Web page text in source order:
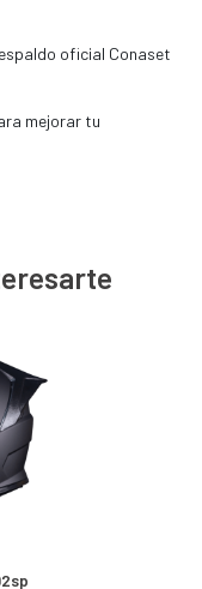
oficial Conaset
mejorar tu